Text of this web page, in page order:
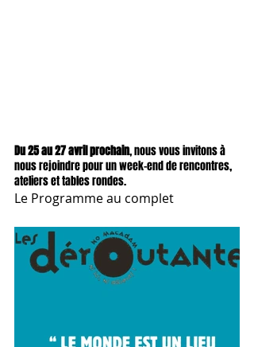
Du 25 au 27 avril prochain, nous vous invitons à
nous rejoindre pour un week-end de rencontres,
ateliers et tables rondes.
Le Programme au complet